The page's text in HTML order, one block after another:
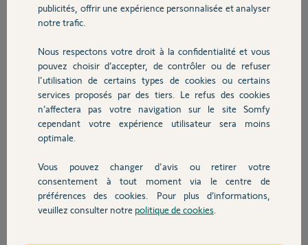
Domotique
Chauffage
Autres produits
Devis avec un pro
Contact
Merci,
il y a environ 2 mois
Participer au fil de discussion
Réponses
Bonjour,
J'ai un problème de communication avec un de mes volets.
Voici mon code PIN : 2304-1207-9098
Merci pour votre aide.
publicités, offrir une expérience personnalisée et analyser
notre trafic.
Nous respectons votre droit à la confidentialité et vous
pouvez choisir d’accepter, de contrôler ou de refuser
l'utilisation de certains types de cookies ou certains
services proposés par des tiers. Le refus des cookies
n’affectera pas votre navigation sur le site Somfy
cependant votre expérience utilisateur sera moins
optimale.
Vous pouvez changer d'avis ou retirer votre
consentement à tout moment via le centre de
préférences des cookies. Pour plus d’informations,
veuillez consulter notre politique de cookies